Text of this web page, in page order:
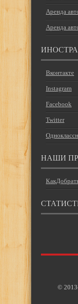
Аренда
Аренда
Вконтакте
Instagram
Facebook
Twitter
НАШИ
©